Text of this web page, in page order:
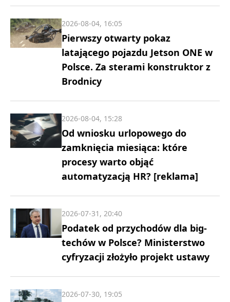
Pierwszy otwarty pokaz
latającego pojazdu Jetson ONE w
Polsce. Za sterami konstruktor z
Brodnicy
2026-08-04, 16:05
Od wniosku urlopowego do
zamknięcia miesiąca: które
procesy warto objąć
automatyzacją HR? [reklama]
2026-08-04, 15:28
Podatek od przychodów dla big-
techów w Polsce? Ministerstwo
cyfryzacji złożyło projekt ustawy
2026-07-31, 20:40
2026-07-30, 19:05